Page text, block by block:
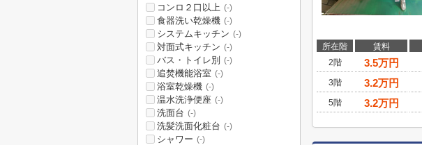
所在階 賃料
2階
3.5万円
3階
3.2万円
5階
3.2万円
コンロ２口以上 (-)
食器洗い乾燥機 (-)
システムキッチン (-)
対面式キッチン (-)
バス・トイレ別 (-)
追焚機能浴室 (-)
浴室乾燥機 (-)
温水洗浄便座 (-)
洗面台 (-)
洗髪洗面化粧台 (-)
シャワー (-)